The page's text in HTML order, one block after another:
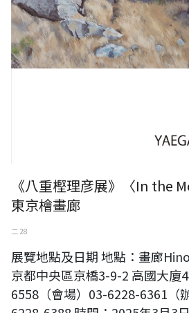
《八重樫理彦展》〈In the
東京檜畫廊
二 28
展覽地點及日期 地點：畫廊
京都中央區京橋3-9-2 高國大廈
6558（會場）03-6228-6361（